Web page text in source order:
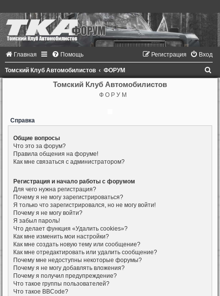
Главная Помощь Вход
Регистрация
Томский Клуб Автомобилистов ФОРУМ
Томский Клуб Автомобилистов
Ф О Р У М
Справка
Общие вопросы
Что это за форум?
Правила общения на форуме!
Как мне связаться с администратором?
Регистрация и начало работы с форумом
Для чего нужна регистрация?
Почему я не могу зарегистрироваться?
Я только что зарегистрировался, но не могу войти!
Почему я не могу войти?
Я забыл пароль!
Что делает функция «Удалить cookies»?
Как мне изменить мои настройки?
Как мне создать новую тему или сообщение?
Как мне отредактировать или удалить сообщение?
Почему мне недоступны некоторые форумы?
Почему я не могу добавлять вложения?
Почему я получил предупреждение?
Что такое группы пользователей?
Что такое BBCode?